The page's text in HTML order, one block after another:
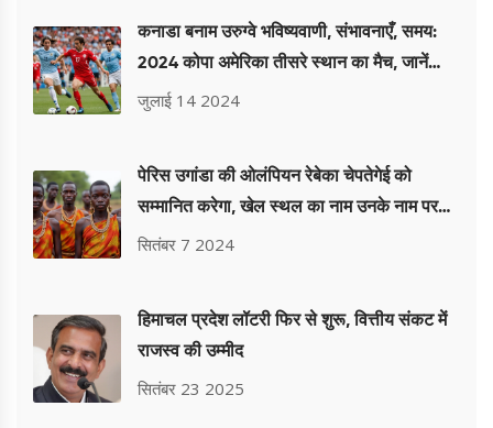
कनाडा बनाम उरुग्वे भविष्यवाणी, संभावनाएँ, समय:
2024 कोपा अमेरिका तीसरे स्थान का मैच, जानें
विशेषज्ञ के पूर्वानुमान
जुलाई 14 2024
पेरिस उगांडा की ओलंपियन रेबेका चेपतेगेई को
सम्मानित करेगा, खेल स्थल का नाम उनके नाम पर
रखा जाएगा
सितंबर 7 2024
हिमाचल प्रदेश लॉटरी फिर से शुरू, वित्तीय संकट में
राजस्व की उम्मीद
सितंबर 23 2025